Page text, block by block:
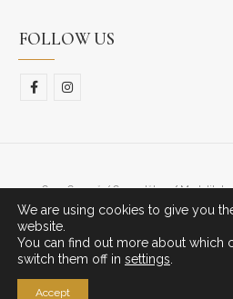
FOLLOW US
Cum Cumpăr/ Cum plătesc Modalitate
© Copyright 2023. All
We are using cookies to give you
website.
You can find out more about which
switch them off in settings
Accept